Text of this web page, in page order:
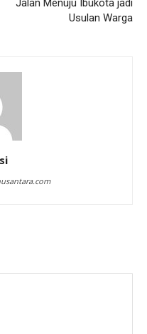
Jalan Menuju Ibukota jadi
Usulan Warga